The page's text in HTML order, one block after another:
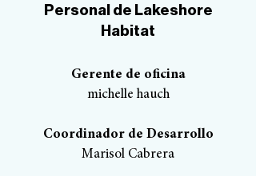
Personal de Lakeshore
Habitat
Gerente de oficina
michelle hauch
Coordinador de Desarrollo
Marisol Cabrera